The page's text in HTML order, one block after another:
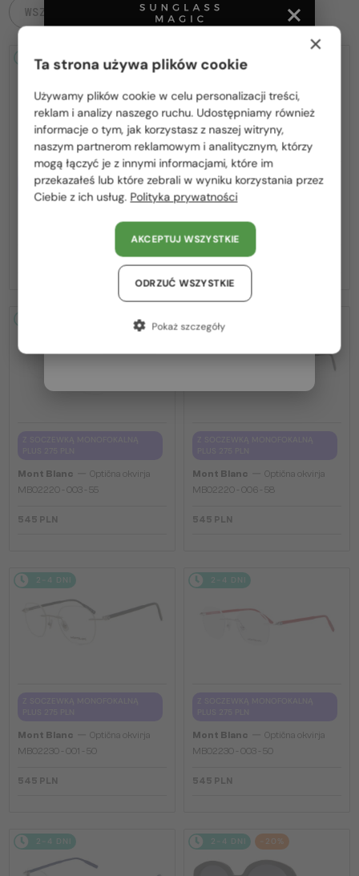
WSZYSTKIE PRODUKTY
2-4 DNI
Z SOCZEWKĄ MONOFOKALNĄ
PLUS 275 PLN
2-4 DNI
Z SOCZEWKĄ MONOFOKALNĄ
PLUS 275 PLN
MB0221O - 010 - 59
545 PLN
Mont Blanc
Optična okvirja
MB0222O - 003 - 55
545 PLN
Mont Blanc
Optična okvirja
MB0222O - 006 - 58
545 PLN
2-4 DNI
Mont Blanc
Optična okvirja
MB0223O - 001 - 50
545 PLN
2-4 DNI
Mont Blanc
Optična okvirja
MB0223O - 003 - 50
545 PLN
2-4 DNI 2-4 DNI -20%
Proszę wybierz z listy odpowiedni dla Ciebie kraj:
Polska / PL
România / RO
Magyarország / HU
United Arab Emirates / EN
Austria / AT
Niemcy / DE
Włochy / IT
×
Ta strona używa plików cookie
Używamy plików cookie w celu personalizacji treści,
reklam i analizy naszego ruchu. Udostępniamy również
informacje o tym, jak korzystasz z naszej witryny,
naszym partnerom reklamowym i analitycznym, którzy
mogą łączyć je z innymi informacjami, które im
przekazałeś lub które zebrali w wyniku korzystania przez
Ciebie z ich usług. Polityka prywatności
AKCEPTUJ WSZYSTKIE
ODRZUĆ WSZYSTKIE
Pokaż szczegóły